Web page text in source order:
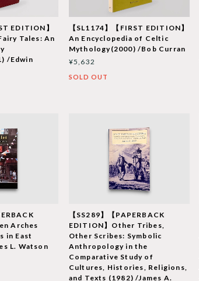
EDITION】
Tales: An
/Edwin
【SL1174】【FIRST EDITION】
An Encyclopedia of Celtic
Mythology(2000) /Bob Curran
¥5,632
SOLD OUT
Arches
in East
L. Watson
【SS289】【PAPERBACK
EDITION】Other Tribes,
Other Scribes: Symbolic
Anthropology in the
Comparative Study of
Cultures, Histories, Religions,
and Texts (1982) /James A.